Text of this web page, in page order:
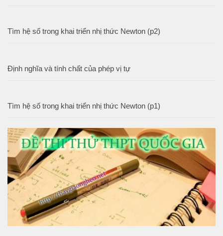
Tìm hệ số trong khai triển nhị thức Newton (p2)
Định nghĩa và tính chất của phép vị tự
Tìm hệ số trong khai triển nhị thức Newton (p1)